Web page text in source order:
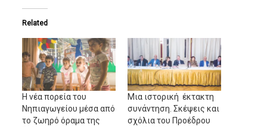
Related
Η νέα πορεία του
Νηπιαγωγείου μέσα από
το ζωηρό όραμα της
Μια ιστορική έκτακτη
συνάντηση. Σκέψεις και
σχόλια του Προέδρου